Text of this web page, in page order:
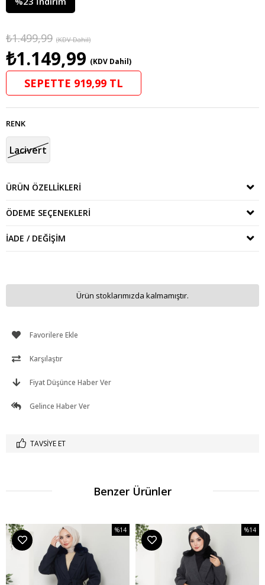
₺1.499,99 (KDV Dahil)
₺1.149,99 (KDV Dahil)
SEPETTE 919,99 TL
RENK
Lacivert
ÜRÜN ÖZELLIKLERI
ÖDEME SEÇENEKLERI
İADE / DEĞIŞIM
Ürün stoklarımızda kalmamıştır.
Favorilere Ekle
Karşılaştır
Fiyat Düşünce Haber Ver
Gelince Haber Ver
TAVSIYE ET
Benzer Ürünler
%14
%14İndirim
%14